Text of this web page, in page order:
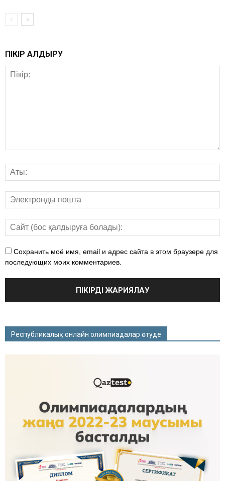
ПІКІР ҚАЛДЫРУ
Сохранить моё имя, email и адрес сайта в этом браузере для
последующих моих комментариев.
Республикалық онлайн олимпиадалар өтуде